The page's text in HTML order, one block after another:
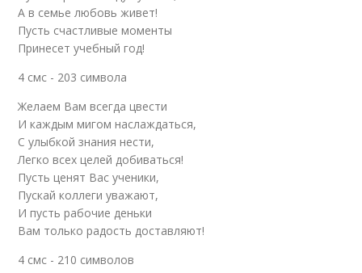
А в семье любовь живет!
Пусть счастливые моменты
Принесет учебный год!
4 смс - 203 символа
Желаем Вам всегда цвести
И каждым мигом наслаждаться,
С улыбкой знания нести,
Легко всех целей добиваться!
Пусть ценят Вас ученики,
Пускай коллеги уважают,
И пусть рабочие деньки
Вам только радость доставляют!
4 смс - 210 символов